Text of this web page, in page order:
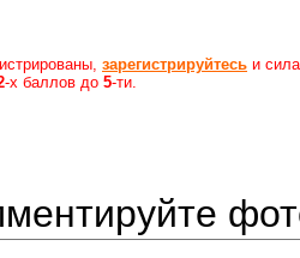
зарегистрируйтесь и
-х баллов до 5-ти.